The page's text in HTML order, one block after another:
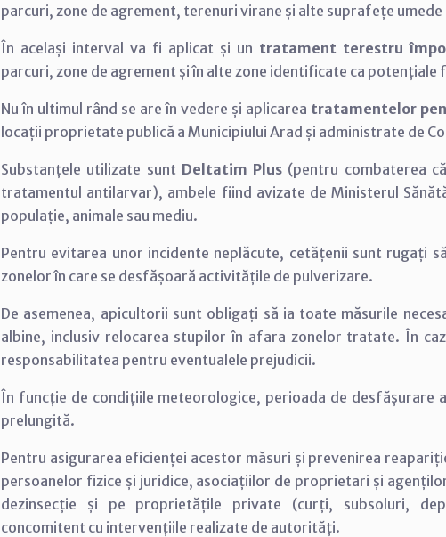
parcuri, zone de agrement, terenuri virane și alte suprafețe
În același interval va fi aplicat și un tratament terestru
parcuri, zone de agrement și în alte zone identificate ca potențiale
Nu în ultimul rând se are în vedere și aplicarea tratamentelor
locații proprietate publică a Municipiului Arad și administrate de
Substanțele utilizate sunt Deltatim Plus (pentru combaterea
tratamentul antilarvar), ambele fiind avizate de Ministerul
populație, animale sau mediu.
Pentru evitarea unor incidente neplăcute, cetățenii sunt rugați
zonelor în care se desfășoară activitățile de pulverizare.
De asemenea, apicultorii sunt obligați să ia toate măsurile
albine, inclusiv relocarea stupilor în afara zonelor tratate. În
responsabilitatea pentru eventualele prejudicii.
În funcție de condițiile meteorologice, perioada de desfășurare
prelungită.
Pentru asigurarea eficienței acestor măsuri și prevenirea
persoanelor fizice și juridice, asociațiilor de proprietari și
dezinsecție și pe proprietățile private (curți, subsoluri,
concomitent cu intervențiile realizate de autorități.